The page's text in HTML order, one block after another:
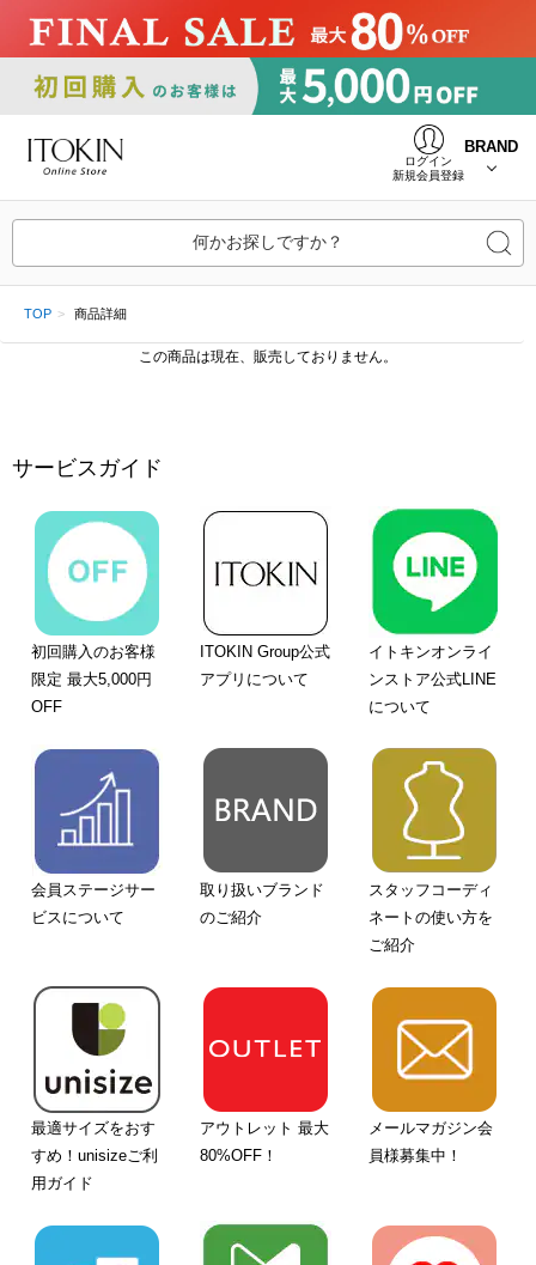
ログイン
新規会員登録
BRAND
何かお探しですか？
TOP 商品詳細
この商品は現在、販売しておりません。
サービスガイド
初回購入のお客様
限定 最大5,000円
OFF
ITOKIN Group公式
アプリについて
イトキンオンライ
ンストア公式LINE
について
会員ステージサー
ビスについて
取り扱いブランド
のご紹介
スタッフコーディ
ネートの使い方を
ご紹介
最適サイズをおす
すめ！unisizeご利
用ガイド
アウトレット 最大
80%OFF！
メールマガジン会
員様募集中！